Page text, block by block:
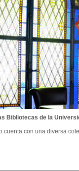
Bibliotecas de la
cuenta con una diversa